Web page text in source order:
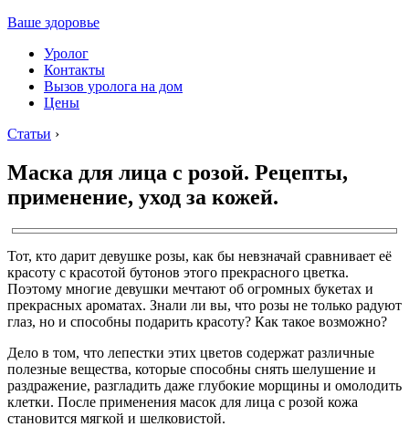
Ваше здоровье
Уролог
Контакты
Вызов уролога на дом
Цены
Статьи ›
Маска для лица с розой. Рецепты,
применение, уход за кожей.
Тот, кто дарит девушке розы, как бы невзначай сравнивает её
красоту с красотой бутонов этого прекрасного цветка.
Поэтому многие девушки мечтают об огромных букетах и
прекрасных ароматах. Знали ли вы, что розы не только радуют
глаз, но и способны подарить красоту? Как такое возможно?
Дело в том, что лепестки этих цветов содержат различные
полезные вещества, которые способны снять шелушение и
раздражение, разгладить даже глубокие морщины и омолодить
клетки. После применения масок для лица с розой кожа
становится мягкой и шелковистой.